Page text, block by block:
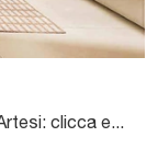
Mobile da Bagno sospeso Slide 03 di Artesi: clicca e scopri di più su mobili bagno sospesi in laccato opaco e accessori del marchio.